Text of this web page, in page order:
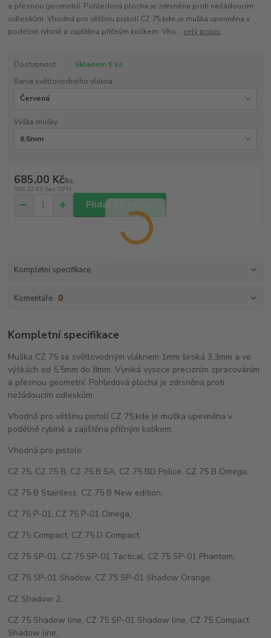
a přesnou geometrií. Pohledová plocha je zdrsněna proti nežádoucím
odleskům. Vhodná pro většinu pistolí CZ 75,kde je muška upevněna v
podélné rybině a zajištěna příčným kolíkem. Vho... celý popis
Dostupnost
Skladem 5 ks
Barva světlovodného vlákna
Výška mušky
685,00 Kč/ks
566,12 Kč bez DPH
Přidat do košíku
Kompletní specifikace
Komentáře 0
Kompletní specifikace
Muška CZ 75 se světlovodným vláknem 1mm široká 3,3mm a ve
výškách od 5,5mm do 8mm. Vyniká vysoce precizním zpracováním
a přesnou geometrií. Pohledová plocha je zdrsněna proti
nežádoucím odleskům.
Vhodná pro většinu pistolí CZ 75,kde je muška upevněna v
podélné rybině a zajištěna příčným kolíkem.
Vhodná pro pistole:
CZ 75, CZ 75 B, CZ 75 B SA, CZ 75 BD Police, CZ 75 B Omega,
CZ 75 B Stainless, CZ 75 B New edition,
CZ 75 P-01, CZ 75 P-01 Omega,
CZ 75 Compact, CZ 75 D Compact,
CZ 75 SP-01, CZ 75 SP-01 Tactical, CZ 75 SP-01 Phantom,
CZ 75 SP-01 Shadow, CZ 75 SP-01 Shadow Orange,
CZ Shadow 2,
CZ 75 Shadow line, CZ 75 SP-01 Shadow line, CZ 75 Compact
Shadow line,